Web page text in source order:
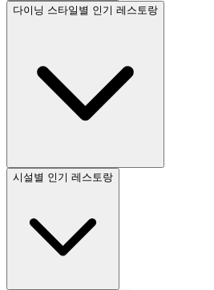
다이닝 스타일별 인기 레스토랑
시설별 인기 레스토랑